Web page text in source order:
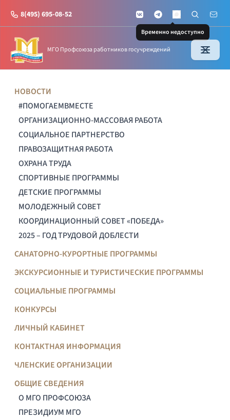
8(495) 695-08-52 VKontakteTelegramMAX
Временно недоступно
Поиск по
Почта
МГО Профсоюза работников госучреждений
НОВОСТИ
#ПОМОГАЕМВМЕСТЕ
ОРГАНИЗАЦИОННО-МАССОВАЯ РАБОТА
СОЦИАЛЬНОЕ ПАРТНЕРСТВО
ПРАВОЗАЩИТНАЯ РАБОТА
ОХРАНА ТРУДА
СПОРТИВНЫЕ ПРОГРАММЫ
ДЕТСКИЕ ПРОГРАММЫ
МОЛОДЕЖНЫЙ СОВЕТ
КООРДИНАЦИОННЫЙ СОВЕТ «ПОБЕДА»
2025 – ГОД ТРУДОВОЙ ДОБЛЕСТИ
САНАТОРНО-КУРОРТНЫЕ ПРОГРАММЫ
ЭКСКУРСИОННЫЕ И ТУРИСТИЧЕСКИЕ ПРОГРАММЫ
СОЦИАЛЬНЫЕ ПРОГРАММЫ
КОНКУРСЫ
ЛИЧНЫЙ КАБИНЕТ
КОНТАКТНАЯ ИНФОРМАЦИЯ
ЧЛЕНСКИЕ ОРГАНИЗАЦИИ
ОБЩИЕ СВЕДЕНИЯ
О МГО ПРОФСОЮЗА
ПРЕЗИДИУМ МГО